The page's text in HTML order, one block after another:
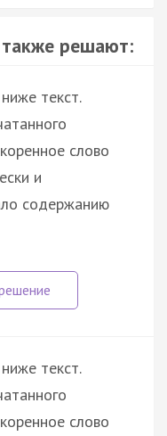
также решают:
текст.
слово
и
содержанию
текст.
слово